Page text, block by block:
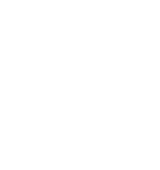
literară
estetice
emoție și